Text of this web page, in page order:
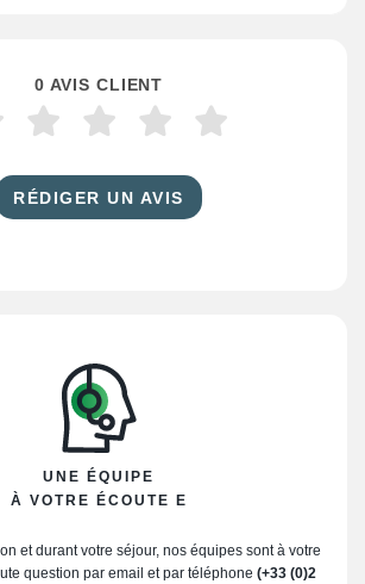
0 AVIS CLIENT
RÉDIGER UN AVIS
UNE ÉQUIPE
À VOTRE ÉCOUTE E
et durant votre séjour, nos équipes sont à votre
question par email et par téléphone (+33 (0)2